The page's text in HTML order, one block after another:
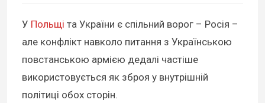
У Польщі та України є спільний ворог – Росія –
але конфлікт навколо питання з Українською
повстанською армією дедалі частіше
використовується як зброя у внутрішній
політиці обох сторін.